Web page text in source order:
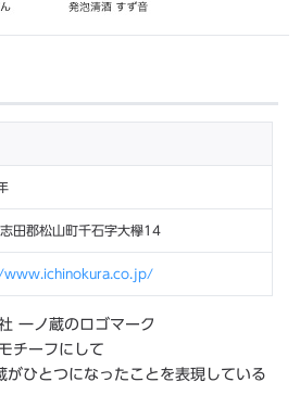
田郡松山町千石字大欅14
一ノ蔵のロゴマーク
チーフにして
がひとつになったことを表現している